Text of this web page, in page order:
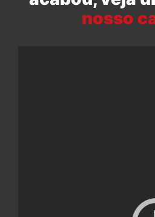
nosso